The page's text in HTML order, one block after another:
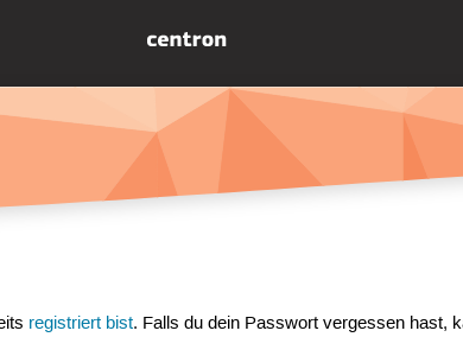
registriert bist. Falls du dein Passwort vergessen hast,